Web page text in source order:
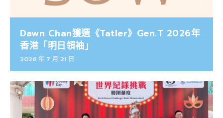
Dawn Chan獲選《Tatler》Gen.T 2026年
香港「明日領袖」
2026 年 7 月 21 日